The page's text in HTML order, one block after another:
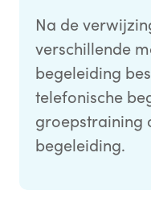
Na de
verschillende
begeleiding
telefonische
groepstraining
begeleiding.